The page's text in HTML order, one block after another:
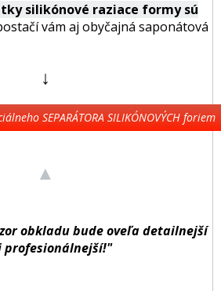
silikónové raziace formy sú
vám aj obyčajná saponátová
↓
SEPARÁTORA SILIKÓNOVÝCH
▲
obkladu bude oveľa detailnejší
profesionálnejší!"